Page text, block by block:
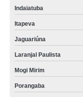
Indaiatuba
Itapeva
Jaguariúna
Laranjal Paulista
Mogi Mirim
Porangaba